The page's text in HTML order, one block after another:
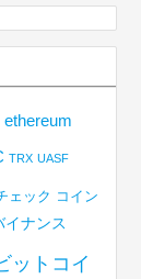
ethereum
TRX UASF
ェック コイン
イナンス
ットコイ